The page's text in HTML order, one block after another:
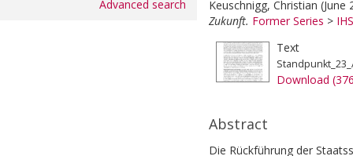
Advanced search
Keuschnigg, Christian (June
Zukunft. Former Series >
Text
Download
Abstract
Die Rückführung der